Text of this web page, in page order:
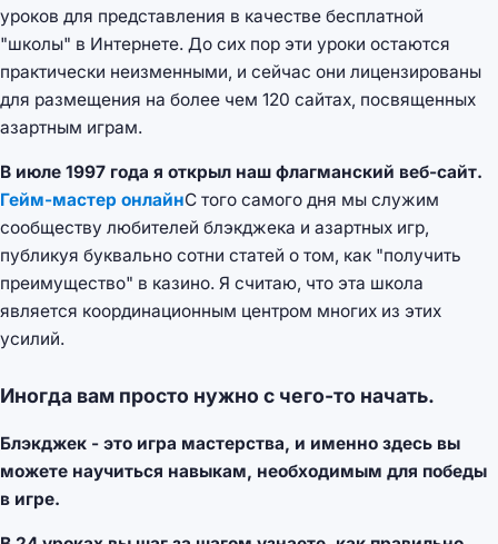
уроков для представления в качестве бесплатной
"школы" в Интернете. До сих пор эти уроки остаются
практически неизменными, и сейчас они лицензированы
для размещения на более чем 120 сайтах, посвященных
азартным играм.
В июле 1997 года я открыл наш флагманский веб-сайт.
Гейм-мастер онлайнС того самого дня мы служим
сообществу любителей блэкджека и азартных игр,
публикуя буквально сотни статей о том, как "получить
преимущество" в казино. Я считаю, что эта школа
является координационным центром многих из этих
усилий.
Иногда вам просто нужно с чего-то начать.
Блэкджек - это игра мастерства, и именно здесь вы
можете научиться навыкам, необходимым для победы
в игре.